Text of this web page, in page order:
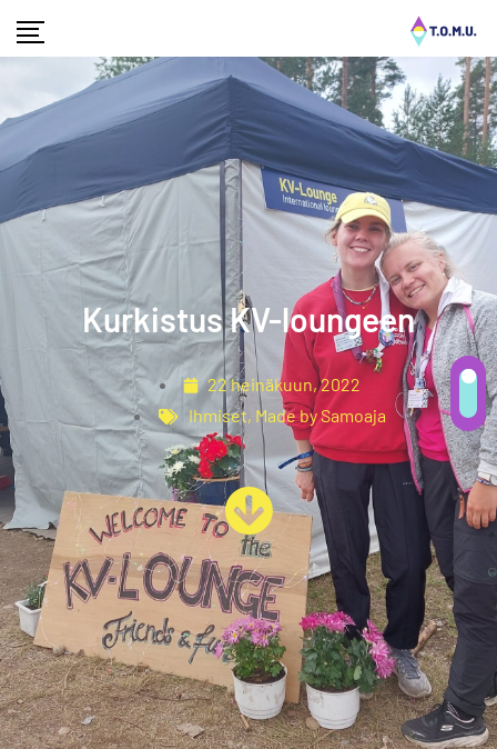
Kurkistus KV-loungeen
22 heinäkuun, 2022
Ihmiset, Made by Samoaja